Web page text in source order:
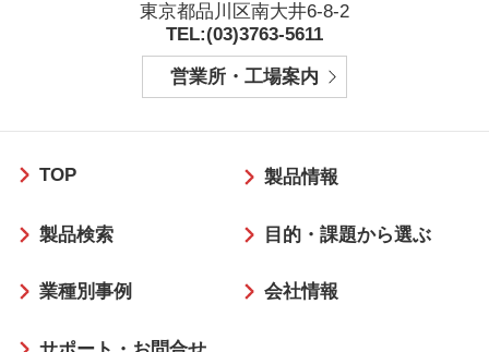
東京都品川区南大井6-8-2
TEL:(03)3763-5611
営業所・工場案内
ッ
ー
TOP 製品情報
製品検索 目的・課題から選ぶ
業種別事例 会社情報